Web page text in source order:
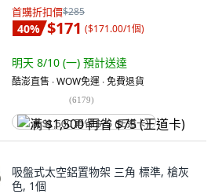
首購折扣價$285
40% $171 ($171.00/1個)
明天 8/10 (一) 預計送達
酷澎直售 ∙ WOW免運 ∙ 免費退貨
(6179)
满 $1,500 再省 $75 (王道卡)
吸盤式太空鋁置物架 三角 標準, 槍灰
色, 1個